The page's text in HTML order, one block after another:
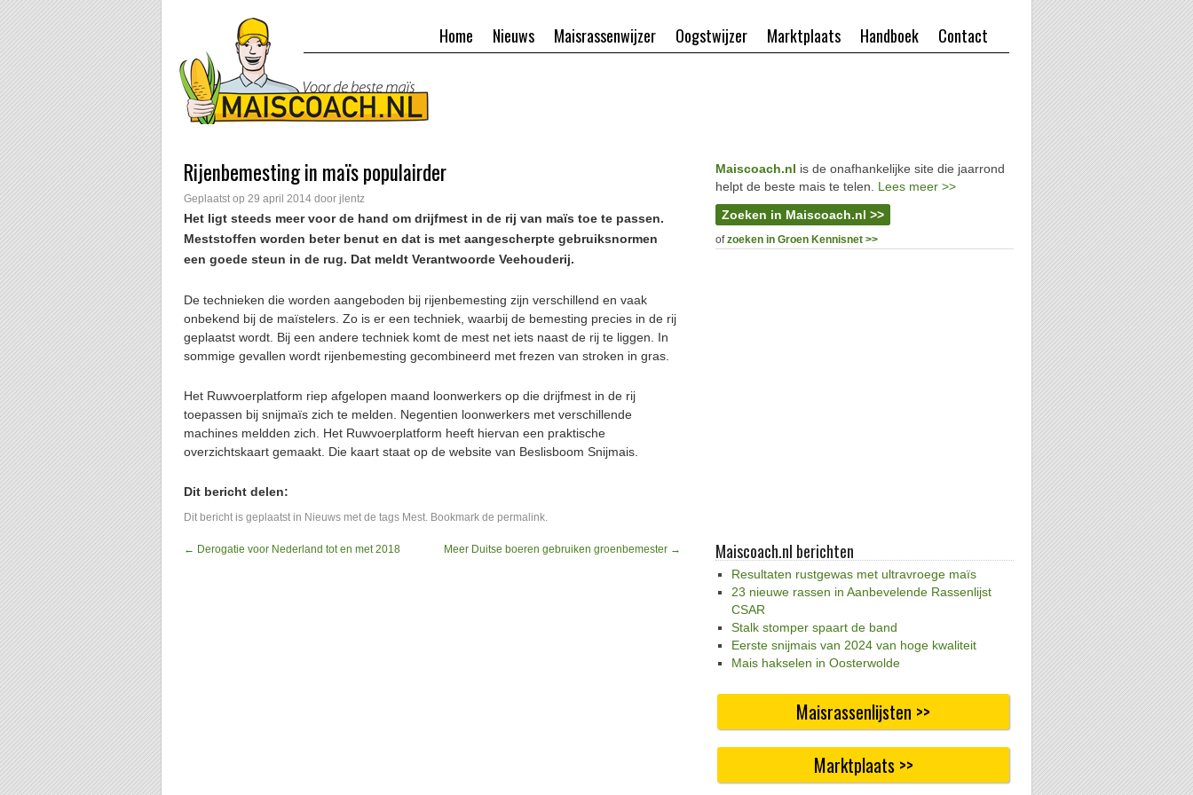
Contact
Handboek
Marktplaats
Oogstwijzer
Maisrassenwijzer
Nieuws
Home
Rijenbemesting in maïs populairder
Geplaatst op 29 april 2014 door jlentz
Het ligt steeds meer voor de hand om drijfmest in de rij van maïs toe te passen.
Meststoffen worden beter benut en dat is met aangescherpte gebruiksnormen
een goede steun in de rug. Dat meldt Verantwoorde Veehouderij.
De technieken die worden aangeboden bij rijenbemesting zijn verschillend en vaak
onbekend bij de maïstelers. Zo is er een techniek, waarbij de bemesting precies in de rij
geplaatst wordt. Bij een andere techniek komt de mest net iets naast de rij te liggen. In
sommige gevallen wordt rijenbemesting gecombineerd met frezen van stroken in gras.
Het Ruwvoerplatform riep afgelopen maand loonwerkers op die drijfmest in de rij
toepassen bij snijmaïs zich te melden. Negentien loonwerkers met verschillende
machines meldden zich. Het Ruwvoerplatform heeft hiervan een praktische
overzichtskaart gemaakt. Die kaart staat op de website van Beslisboom Snijmais.
Dit bericht delen:
Dit bericht is geplaatst in Nieuws met de tags Mest. Bookmark de permalink.
← Derogatie voor Nederland tot en met 2018 Meer Duitse boeren gebruiken groenbemester →
Maiscoach.nl is de onafhankelijke site die jaarrond
helpt de beste mais te telen. Lees meer >>
Zoeken in Maiscoach.nl >>
ofzoeken in Groen Kennisnet >>
Maiscoach.nl berichten
Resultaten rustgewas met ultravroege maïs
23 nieuwe rassen in Aanbevelende Rassenlijst
CSAR
Stalk stomper spaart de band
Eerste snijmais van 2024 van hoge kwaliteit
Mais hakselen in Oosterwolde
Maisrassenlijsten >>
Marktplaats >>